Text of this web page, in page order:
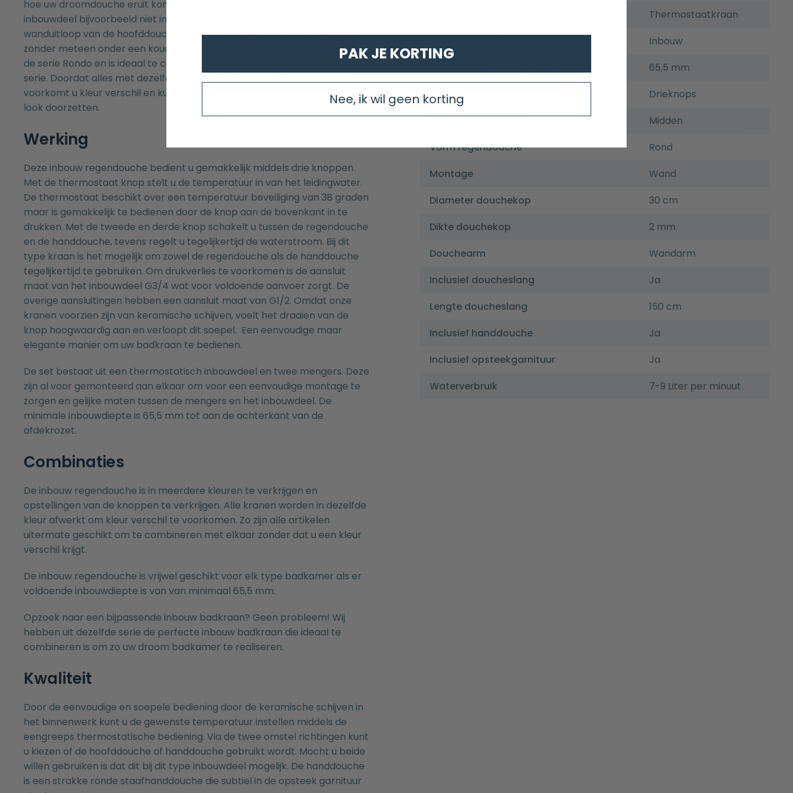
hoe uw droomdouche eruit komt te zien. Een voordeel daarvan is dat het
inbouwdeel bijvoorbeeld niet in de zelfde muur wordt gemonteerd als de
wanduitloop van de hoofddouche waardoor u de douche aankunt zetten
zonder meteen onder een koude straal water te staan. De set behoort tot
de serie Rondo en is ideaal te combineren met alle artikelen binnen deze
serie. Doordat alles met dezelfde kleur afwerking geproduceerd wordt
voorkomt u kleur verschil en kunt u afzonderlijk in elke ruimte de moderne
look doorzetten.
Werking
Deze inbouw regendouche bedient u gemakkelijk middels drie knoppen.
Met de thermostaat knop stelt u de temperatuur in van het leidingwater.
De thermostaat beschikt over een temperatuur beveiliging van 38 graden
maar is gemakkelijk te bedienen door de knop aan de bovenkant in te
drukken. Met de tweede en derde knop schakelt u tussen de regendouche
en de handdouche, tevens regelt u tegelijkertijd de waterstroom. Bij dit
type kraan is het mogelijk om zowel de regendouche als de handdouche
tegelijkertijd te gebruiken. Om drukverlies te voorkomen is de aansluit
maat van het inbouwdeel G3/4 wat voor voldoende aanvoer zorgt. De
overige aansluitingen hebben een aansluit maat van G1/2. Omdat onze
kranen voorzien zijn van keramische schijven, voelt het draaien van de
knop hoogwaardig aan en verloopt dit soepel. Een eenvoudige maar
elegante manier om uw badkraan te bedienen.
De set bestaat uit een thermostatisch inbouwdeel en twee mengers. Deze
zijn al voor gemonteerd aan elkaar om voor een eenvoudige montage te
zorgen en gelijke maten tussen de mengers en het inbouwdeel. De
minimale inbouwdiepte is 65,5 mm tot aan de achterkant van de
afdekrozet.
Combinaties
De inbouw regendouche is in meerdere kleuren te verkrijgen en
opstellingen van de knoppen te verkrijgen. Alle kranen worden in dezelfde
kleur afwerkt om kleur verschil te voorkomen. Zo zijn alle artikelen
uitermate geschikt om te combineren met elkaar zonder dat u een kleur
verschil krijgt.
De inbouw regendouche is vrijwel geschikt voor elk type badkamer als er
voldoende inbouwdiepte is van van minimaal 65,5 mm.
Opzoek naar een bijpassende inbouw badkraan? Geen probleem! Wij
hebben uit dezelfde serie de perfecte inbouw badkraan die ideaal te
combineren is om zo uw droom badkamer te realiseren.
Kwaliteit
Door de eenvoudige en soepele bediening door de keramische schijven in
het binnenwerk kunt u de gewenste temperatuur instellen middels de
eengreeps thermostatische bediening. Via de twee omstel richtingen kunt
u kiezen of de hoofddouche of handdouche gebruikt wordt. Mocht u beide
willen gebruiken is dat dit bij dit type inbouwdeel mogelijk. De handdouche
is een strakke ronde staafhanddouche die subtiel in de opsteek garnituur
Thermostaatkraan
Inbouw
65,5 mm
Bediening kraan
Drieknops
Locatie thermostaat
Midden
Vorm regendouche
Rond
Montage
Wand
Diameter douchekop
30 cm
Dikte douchekop
2 mm
Douchearm
Wandarm
Inclusief doucheslang
Ja
Lengte doucheslang
150 cm
Inclusief handdouche
Ja
Inclusief opsteekgarnituur
Ja
Waterverbruik
7-9 Liter per minuut
PAK JE KORTING
Nee, ik wil geen korting